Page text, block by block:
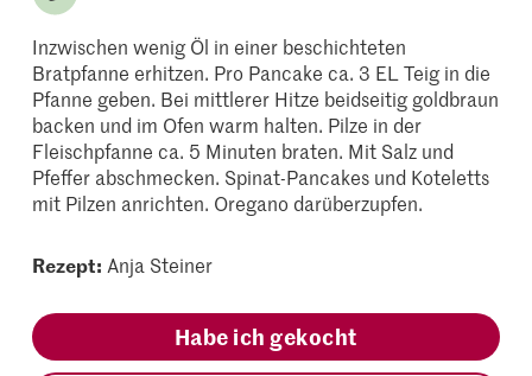
Inzwischen wenig Öl in einer beschichteten
Bratpfanne erhitzen. Pro Pancake ca. 3 EL Teig in die
Pfanne geben. Bei mittlerer Hitze beidseitig goldbraun
backen und im Ofen warm halten. Pilze in der
Fleischpfanne ca. 5 Minuten braten. Mit Salz und
Pfeffer abschmecken. Spinat-Pancakes und Koteletts
mit Pilzen anrichten. Oregano darüberzupfen.
Rezept: Anja Steiner
Habe ich gekocht